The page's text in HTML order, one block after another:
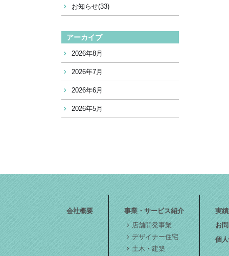
お知らせ(33)
アーカイブ
2026年8月
2026年7月
2026年6月
2026年5月
会社概要
事業・サービス紹介
店舗開発事業
デザイナー住宅
土木・建築
実
お
個